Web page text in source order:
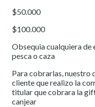
$50.000
$100.000
Obsequia cualquiera de
pesca o caza
Para cobrarlas, nuestro
cliente que realizo la
titular que cobrara la
canjear